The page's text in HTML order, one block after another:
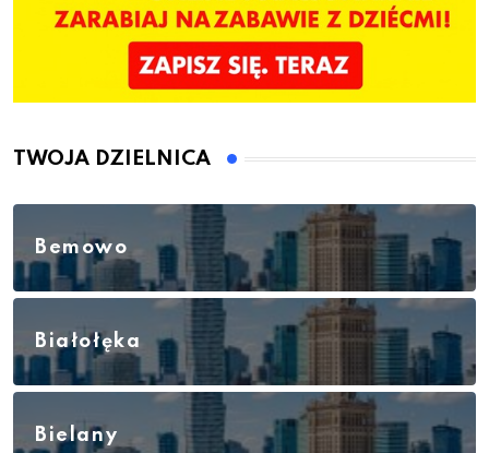
TWOJA DZIELNICA
Bemowo
Białołęka
Bielany